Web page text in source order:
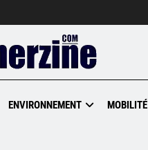
ENVIRONNEMENT MOBILITÉ